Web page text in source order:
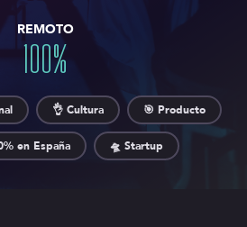
REMOTO
100%
👌 Cultura 🎯 Producto
en España 🛸 Startup